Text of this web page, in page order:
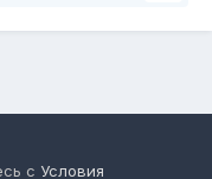
с Условия